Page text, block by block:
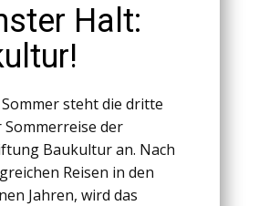
Halt:
steht die dritte
der
Baukultur an. Nach
Reisen in den
Jahren, wird das